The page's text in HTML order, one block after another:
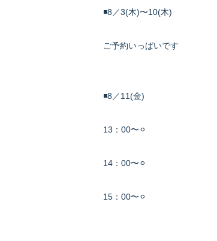
◾️8／3(木)〜10(木)
ご予約いっぱいです
◾️8／11(金)
13：00〜⚪︎
14：00〜⚪︎
15：00〜⚪︎